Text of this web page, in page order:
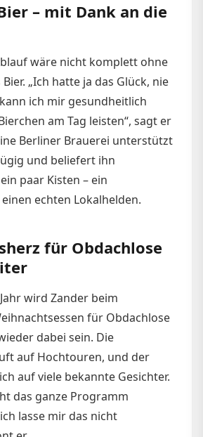
– mit Dank an die
wäre nicht komplett ohne
„Ich hatte ja das Glück, nie
ich mir gesundheitlich
am Tag leisten“, sagt er
Berliner Brauerei unterstützt
und beliefert ihn
paar Kisten – ein
echten Lokalhelden.
für Obdachlose
wird Zander beim
für Obdachlose
dabei sein. Die
auf Hochtouren, und der
auf viele bekannte Gesichter.
das ganze Programm
lasse mir das nicht